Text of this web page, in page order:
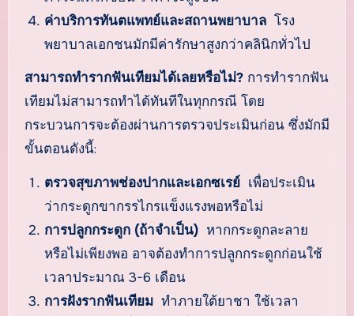
ค่าบริการทันตแพทย์และสถานพยาบาล โรง
พยาบาลเอกชนมักมีค่ารักษาสูงกว่าคลินิกทั่วไป
สามารถทำรากฟันเทียมได้เลยหรือไม่?การทำรากฟัน
เทียมไม่สามารถทำได้ทันทีในทุกกรณี โดย
กระบวนการจะต้องผ่านการตรวจประเมินก่อน ซึ่งมักมี
ขั้นตอนดังนี้:
ตรวจสุขภาพช่องปากและเอกซเรย์ เพื่อประเมิน
ว่ากระดูกขากรรไกรแข็งแรงพอหรือไม่
การปลูกกระดูก (ถ้าจำเป็น) หากกระดูกละลาย
หรือไม่เพียงพอ อาจต้องทำการปลูกกระดูกก่อนใช้
เวลาประมาณ 3-6 เดือน
การฝังรากฟันเทียม ทำภายใต้ยาชา ใช้เวลา